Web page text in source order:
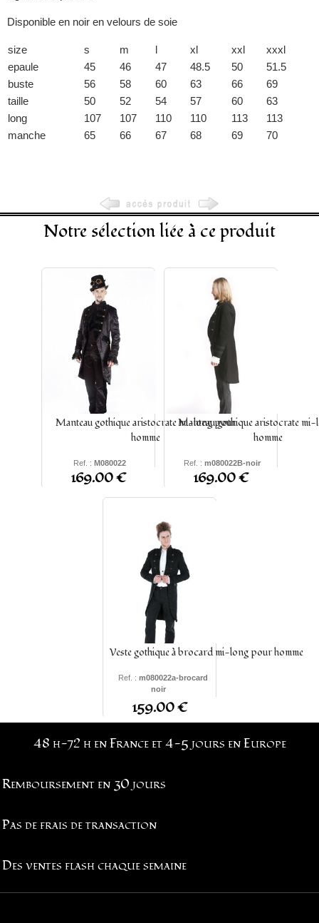
Disponible en noir en velours de soie
size s m l xl xxl
xxxl
epaule
45 46 47 48.5 50
51.5
buste
56 58 60 63 66
69
taille
50 52 54 57 60
63
long
107 107 110 110 113
113
manche
65 66 67 68 69 70
Notre sélection liée à ce produit
Manteau gothique aristocrate mi-long pour
homme
Ref. : M080022
S - M - L - XL - XXL -
XXXL
169.00 €
Manteau gothique aristocrate
homme
Ref. : m080022B-noir
S - M - L - XL - XXL -
XXXL
169.00 €
Veste gothique à brocard mi-long pour homme
Ref. : m080022a-brocard
noir
S - M - L - XL -
XXL
XXXL
159.00 €
48 h-72 h en France et 4-5 jours en Europe
Remboursement en 30 jours
Pas de frais de transaction
Des ventes flash chaque semaine